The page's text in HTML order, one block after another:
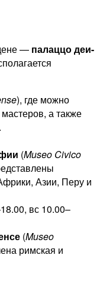
— палаццо деи-
), где можно
а также
(Museo Civico
Азии, Перу и
вс 10.00–
(Museo
римская и